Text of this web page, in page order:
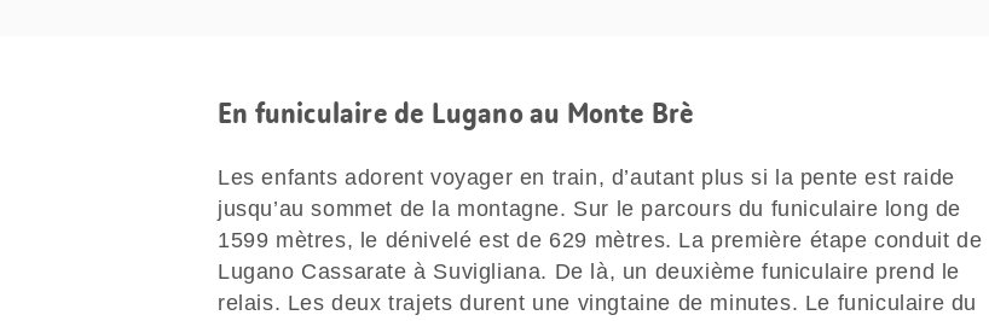
En funiculaire de Lugano au Monte Brè
Les enfants adorent voyager en train, d’autant plus si la pente est raide
jusqu’au sommet de la montagne. Sur le parcours du funiculaire long de
1599 mètres, le dénivelé est de 629 mètres. La première étape conduit de
Lugano Cassarate à Suvigliana. De là, un deuxième funiculaire prend le
relais. Les deux trajets durent une vingtaine de minutes. Le funiculaire du